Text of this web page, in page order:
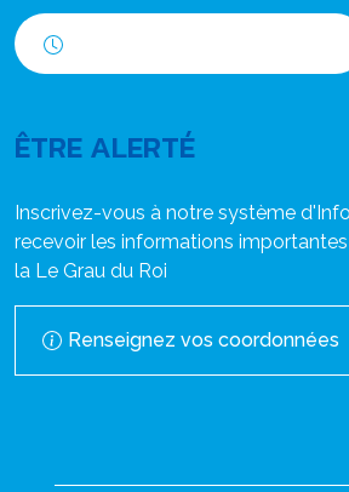
ÊTRE ALERTÉ
Inscrivez-vous à notre système
recevoir les informations
la Le Grau du Roi
Renseignez vos coordonnées